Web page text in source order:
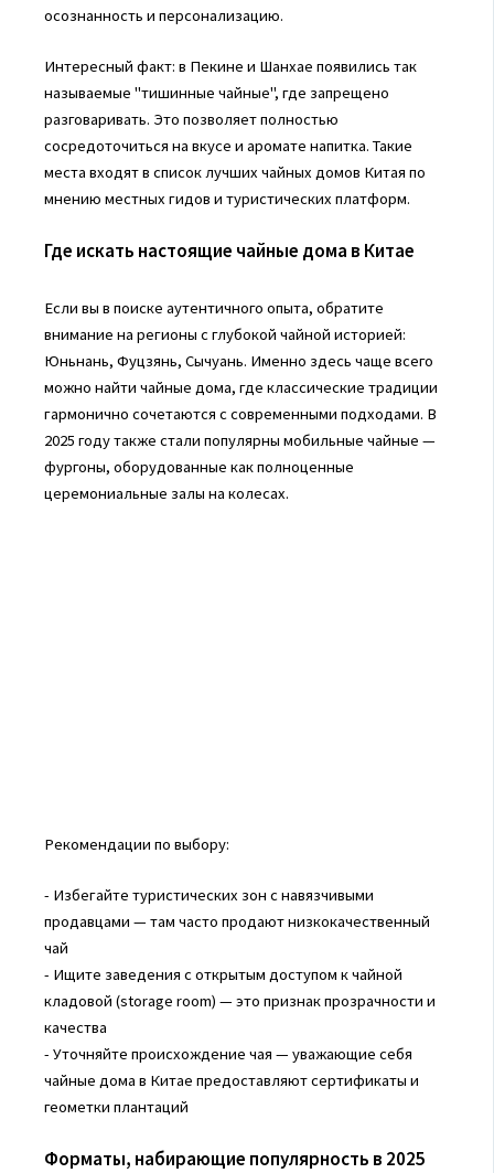
осознанность и персонализацию.
Интересный факт: в Пекине и Шанхае появились так
называемые "тишинные чайные", где запрещено
разговаривать. Это позволяет полностью
сосредоточиться на вкусе и аромате напитка. Такие
места входят в список лучших чайных домов Китая по
мнению местных гидов и туристических платформ.
Где искать настоящие чайные дома в Китае
Если вы в поиске аутентичного опыта, обратите
внимание на регионы с глубокой чайной историей:
Юньнань, Фуцзянь, Сычуань. Именно здесь чаще всего
можно найти чайные дома, где классические традиции
гармонично сочетаются с современными подходами. В
2025 году также стали популярны мобильные чайные —
фургоны, оборудованные как полноценные
церемониальные залы на колесах.
Рекомендации по выбору:
- Избегайте туристических зон с навязчивыми
продавцами — там часто продают низкокачественный
чай
- Ищите заведения с открытым доступом к чайной
кладовой (storage room) — это признак прозрачности и
качества
- Уточняйте происхождение чая — уважающие себя
чайные дома в Китае предоставляют сертификаты и
геометки плантаций
Форматы, набирающие популярность в 2025